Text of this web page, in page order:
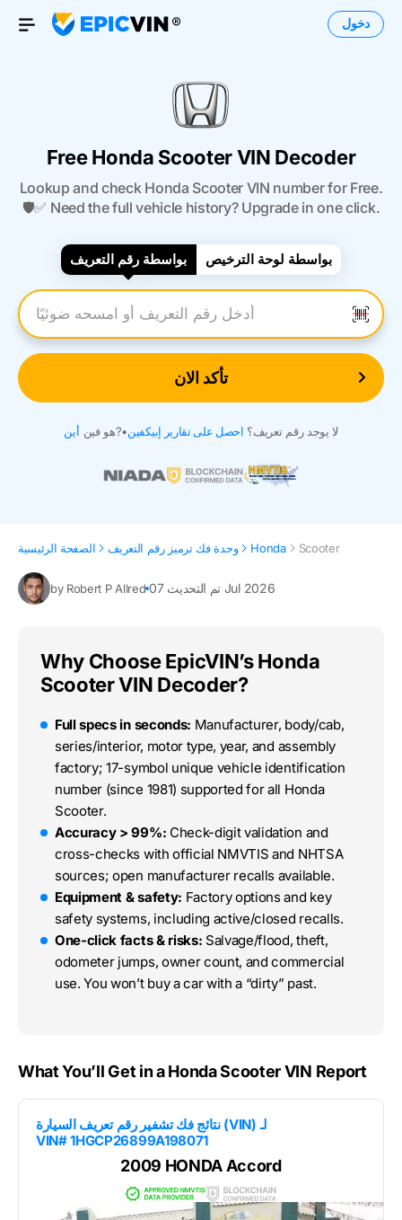
Open Menu
دخول
Free Honda Scooter VIN Decoder
Lookup and check Honda Scooter VIN number for Free.
🛡️✅ Need the full vehicle history? Upgrade in one click.
بواسطة رقم التعريف بواسطة لوحة الترخيص
أدخل رقم التعريف
تأكد الان
أين هو فين?• لا يوجد رقم تعريف؟ احصل على تقارير إبيكفين
الصفحة الرئيسية وحدة فك ترميز رقم التعريف Honda Scooter
by Robert P Allred تم التحديث 07 Jul 2026
Why Choose EpicVIN’s Honda
Scooter VIN Decoder?
Full specs in seconds: Manufacturer, body/cab,
series/interior, motor type, year, and assembly
factory; 17-symbol unique vehicle identification
number (since 1981) supported for all Honda
Scooter.
Accuracy > 99%: Check-digit validation and
cross-checks with official NMVTIS and NHTSA
sources; open manufacturer recalls available.
Equipment & safety: Factory options and key
safety systems, including active/closed recalls.
One-click facts & risks: Salvage/flood, theft,
odometer jumps, owner count, and commercial
use. You won’t buy a car with a “dirty” past.
What You’ll Get in a Honda Scooter VIN Report
نتائج فك تشفير رقم تعريف السيارة (VIN) لـ
VIN# 1HGCP26899A198071
2009 HONDA Accord